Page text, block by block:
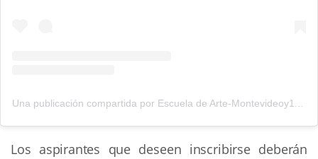
Los aspirantes que deseen inscribirse deberán